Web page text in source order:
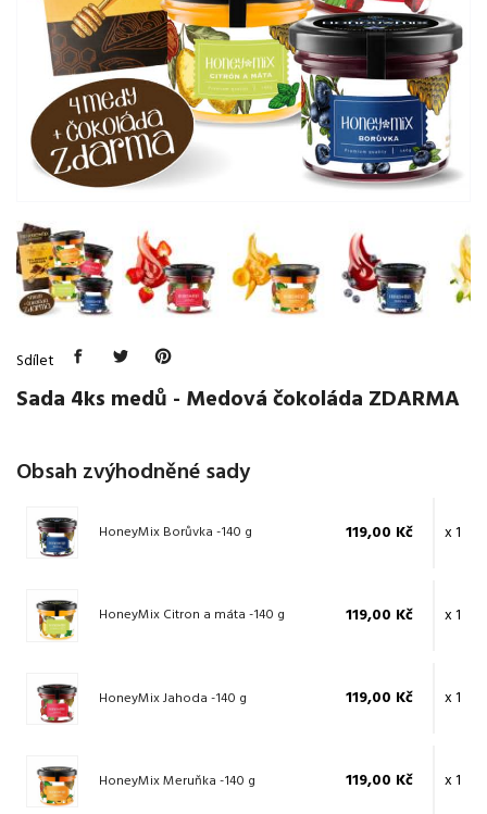
Sdílet
Sada 4ks medů - Medová čokoláda ZDARMA
Obsah zvýhodněné sady
HoneyMix Borůvka -140 g 119,00 Kč x 1
HoneyMix Citron a máta -140 g 119,00 Kč x 1
HoneyMix Jahoda -140 g 119,00 Kč x 1
HoneyMix Meruňka -140 g 119,00 Kč x 1